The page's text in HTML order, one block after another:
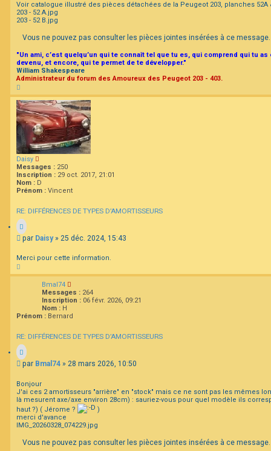
e
Voir catalogue illustré des pièces détachées de la Peugeot 203, planches 52A
203 - 52 A.jpg
203 - 52 B.jpg
Vous ne pouvez pas consulter les pièces jointes insérées à ce message.
"Un ami, c’est quelqu’un qui te connaît tel que tu es, qui comprend qui tu
devenu, et encore, qui te permet de te développer."
William Shakespeare
Administrateur du forum des Amoureux des Peugeot 203 - 403.
a
u
t
Daisy
Messages : 250
Inscription : 29 oct. 2017, 21:01
Nom : D
Prénom : Vincent
RE: DIFFÉRENCES DE TYPES D’AMORTISSEURS
M
s
a
par Daisy» 25 déc. 2024, 15:43
Merci pour cette information.
a
Bmal74
Messages : 264
Inscription : 06 févr. 2026, 09:21
Nom : H
Prénom : Bernard
RE: DIFFÉRENCES DE TYPES D’AMORTISSEURS
M
s
s
a
g
e
par Bmal74 » 28 mars 2026, 10:50
Bonjour
J'ai ces 2 amortisseurs "arrière" en "stock" mais ce ne sont pas les mêmes
là mesurent axe/axe environ 28cm) : sauriez-vous pour quel modèle ils
haut ?) ( Jérome ?
)
merci d'avance
IMG_20260328_074229.jpg
Vous ne pouvez pas consulter les pièces jointes insérées à ce message.